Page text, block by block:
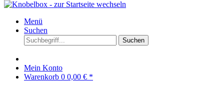
Menü
Suchen
Suchen
Mein Konto
Warenkorb 0 0,00 € *